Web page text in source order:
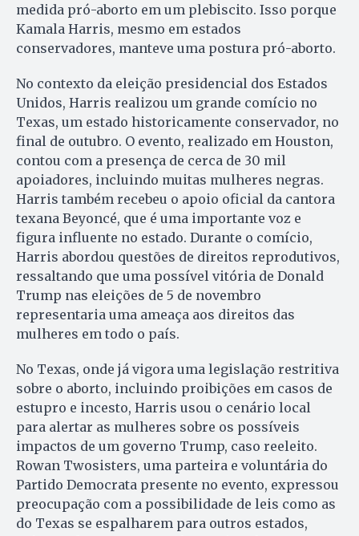
medida pró-aborto em um plebiscito. Isso porque
Kamala Harris, mesmo em estados
conservadores, manteve uma postura pró-aborto.
No contexto da eleição presidencial dos Estados
Unidos, Harris realizou um grande comício no
Texas, um estado historicamente conservador, no
final de outubro. O evento, realizado em Houston,
contou com a presença de cerca de 30 mil
apoiadores, incluindo muitas mulheres negras.
Harris também recebeu o apoio oficial da cantora
texana Beyoncé, que é uma importante voz e
figura influente no estado. Durante o comício,
Harris abordou questões de direitos reprodutivos,
ressaltando que uma possível vitória de Donald
Trump nas eleições de 5 de novembro
representaria uma ameaça aos direitos das
mulheres em todo o país.
No Texas, onde já vigora uma legislação restritiva
sobre o aborto, incluindo proibições em casos de
estupro e incesto, Harris usou o cenário local
para alertar as mulheres sobre os possíveis
impactos de um governo Trump, caso reeleito.
Rowan Twosisters, uma parteira e voluntária do
Partido Democrata presente no evento, expressou
preocupação com a possibilidade de leis como as
do Texas se espalharem para outros estados,